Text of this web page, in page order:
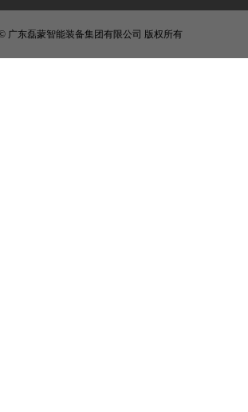
广东磊蒙智能装备集团有限公司 版权所有